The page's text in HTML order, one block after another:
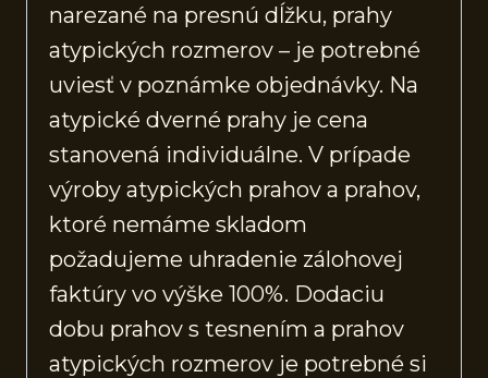
narezané na presnú dĺžku, prahy
atypických rozmerov – je potrebné
uviesť v poznámke objednávky. Na
atypické dverné prahy je cena
stanovená individuálne. V prípade
výroby atypických prahov a prahov,
ktoré nemáme skladom
požadujeme uhradenie zálohovej
faktúry vo výške 100%. Dodaciu
dobu prahov s tesnením a prahov
atypických rozmerov je potrebné si